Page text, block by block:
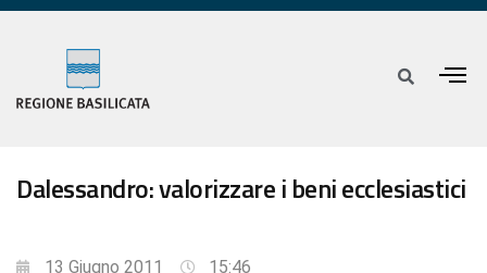
Dalessandro: valorizzare i beni ecclesiastici
13 Giugno 2011 15:46